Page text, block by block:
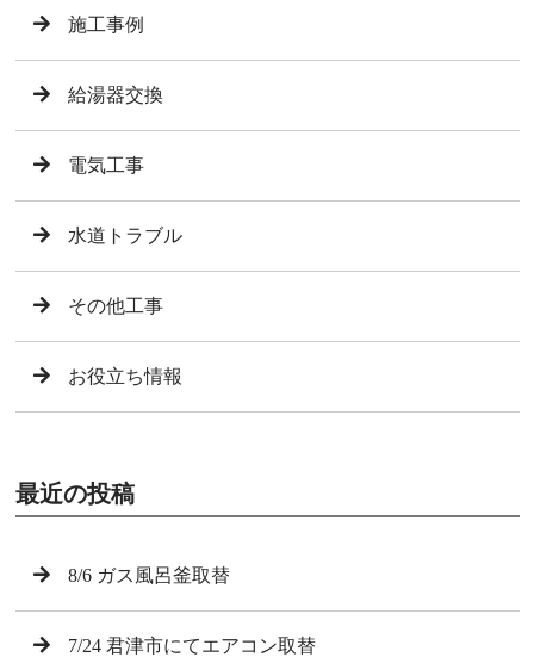
施工事例
給湯器交換
電気工事
水道トラブル
その他工事
お役立ち情報
最近の投稿
8/6 ガス風呂釜取替
7/24 君津市にてエアコン取替